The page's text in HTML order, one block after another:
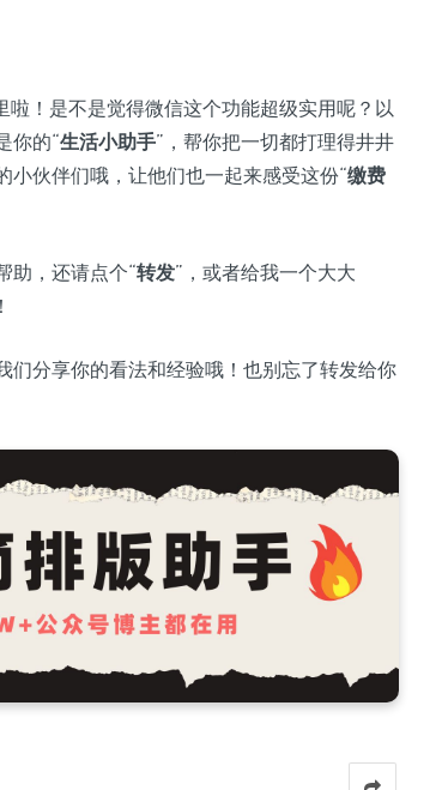
啦！是不是觉得微信这个功能超级实用呢？以
你的“生活小助手”，帮你把一切都打理得井井
伙伴们哦，让他们也一起来感受这份“缴费
助，还请点个“转发”，或者给我一个大大
们分享你的看法和经验哦！也别忘了转发给你